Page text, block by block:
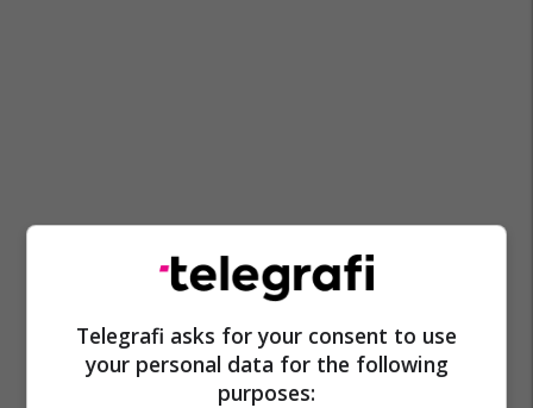
Telegrafi asks for your consent to use
your personal data for the following
purposes: